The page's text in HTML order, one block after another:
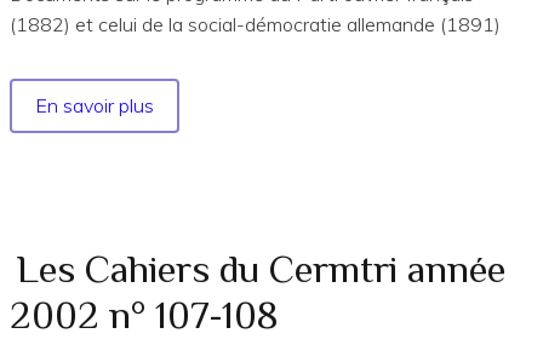
EXTRAITS
(1882) et celui de la social-démocratie allemande (1891)
En savoir plus
Les
année
1992
n°66
Les Cahiers du Cermtri année
2002 n° 107-108